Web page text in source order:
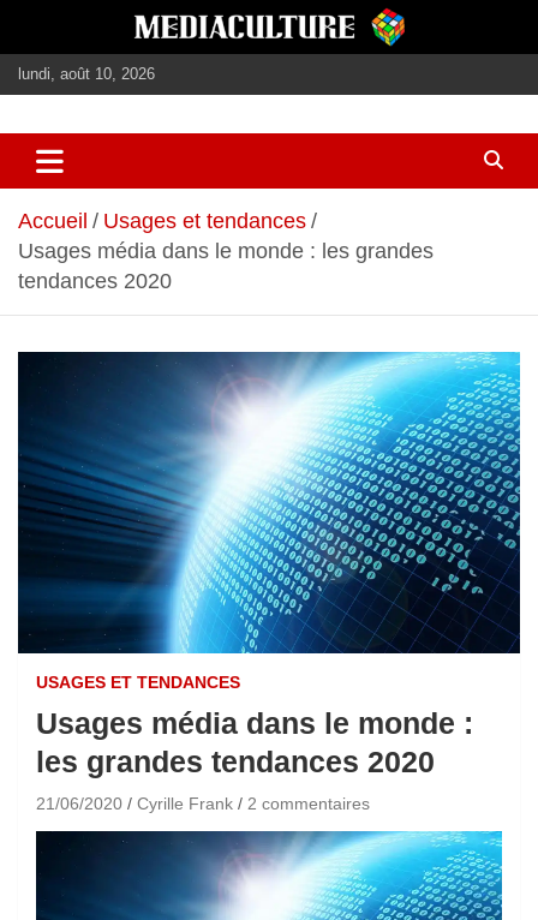
contenu
lundi, août 10, 2026
mediaculture
Accueil
Usages et tendances
Usages média dans le monde : les grandes
tendances 2020
USAGES ET TENDANCES
Usages média dans le monde :
les grandes tendances 2020
21/06/2020 Cyrille Frank 2 commentaires